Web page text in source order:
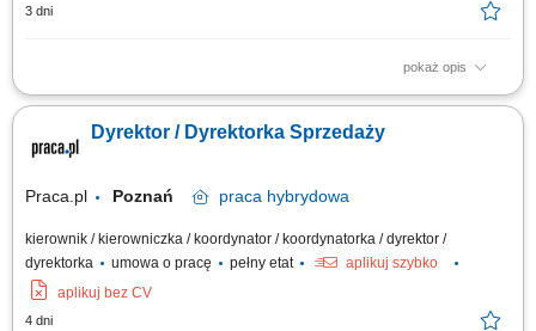
3 dni
pokaż opis
Twoja misja, czyli czym będziesz się zajmować: Partnerstwo na lata:
Utrzymujemy najwyższe standardy, ale stawiamy na partnerski model
współpracy. Rozwój biznesu: Drive'owanie sprzedaży produktów BETA
Dyrektor / Dyrektorka Sprzedaży
Praca.pl Poznań praca hybrydowa
kierownik / kierowniczka / koordynator / koordynatorka / dyrektor /
dyrektorka
umowa o pracę pełny etat
aplikuj szybko
aplikuj bez CV
4 dni